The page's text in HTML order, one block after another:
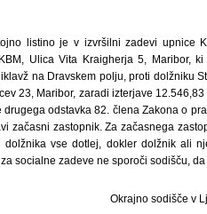
listino je v izvršilni zadevi upnice
Ulica Vita Kraigherja 5, Maribor,
na Dravskem polju, proti dolžniku
23, Maribor, zaradi izterjave
odstavka 82. člena Zakona o
začasni zastopnik. Za začasnega
vse dotlej, dokler dolžnik ali
socialne zadeve ne sporoči sodišču,
Okrajno sodišče v